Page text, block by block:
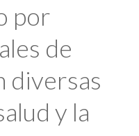
por
de
diversas
y la